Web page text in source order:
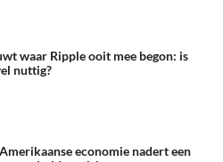
waar Ripple ooit mee begon: is
nuttig?
economie nadert een